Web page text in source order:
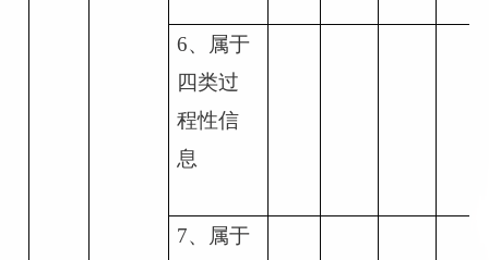
6、属于
四类过
程性信
息
7、属于